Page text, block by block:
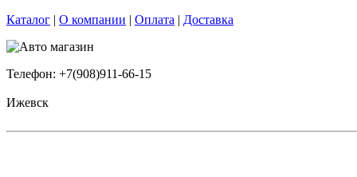
Каталог | О компании | Оплата | Доставка
Телефон: +7(908)911-66-15
Ижевск